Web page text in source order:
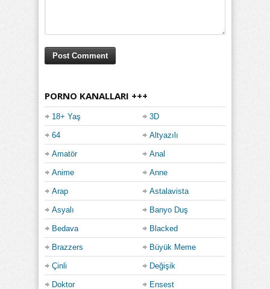
PORNO KANALLARI +++
18+ Yaş 3D
64 Altyazılı
Amatör Anal
Anime Anne
Arap Astalavista
Asyalı Banyo Duş
Bedava Blacked
Brazzers Büyük Meme
Çinli Değişik
Doktor Ensest